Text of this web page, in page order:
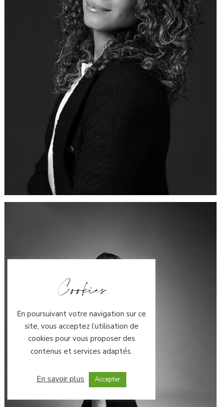
Cookies
En poursuivant votre navigation sur ce
site, vous acceptez l’utilisation de
cookies pour vous proposer des
contenus et services adaptés.
En savoir plus Accepter